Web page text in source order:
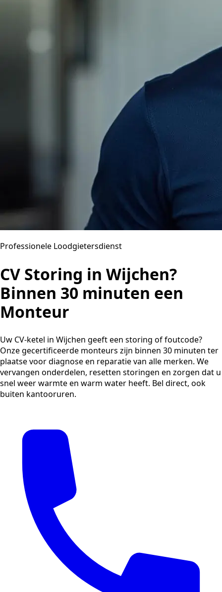
Professionele Loodgietersdienst
CV Storing in Wijchen?
Binnen 30 minuten een
Monteur
Uw CV-ketel in Wijchen geeft een storing of foutcode?
Onze gecertificeerde monteurs zijn binnen 30 minuten ter
plaatse voor diagnose en reparatie van alle merken. We
vervangen onderdelen, resetten storingen en zorgen dat u
snel weer warmte en warm water heeft. Bel direct, ook
buiten kantooruren.